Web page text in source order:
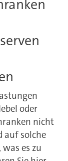
oder
nicht
auf solche
es zu